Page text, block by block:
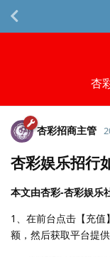
杏
杏彩招商主管
杏彩娱乐招行
本文由杏彩-杏彩娱乐
1、在前台点击【充值
额，然后获取平台提